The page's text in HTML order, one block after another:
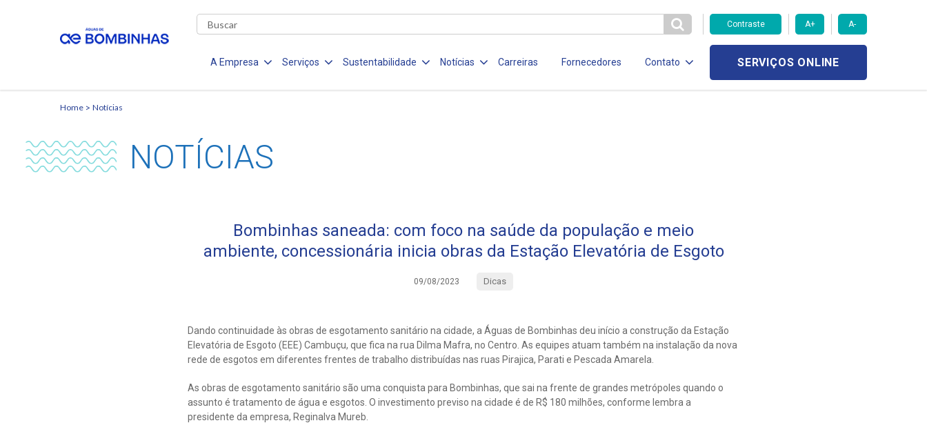
Contraste A+ A-
A Empresa Serviços Sustentabilidade Notícias Carreiras Fornecedores Contato SERVIÇOS ONLINE
Home Notícias
NOTÍCIAS
Bombinhas saneada: com foco na saúde da população e meio
ambiente, concessionária inicia obras da Estação Elevatória de Esgoto
09/08/2023 Dicas
Dando continuidade às obras de esgotamento sanitário na cidade, a Águas de Bombinhas deu início a construção da Estação
Elevatória de Esgoto (EEE) Cambuçu, que fica na rua Dilma Mafra, no Centro. As equipes atuam também na instalação da nova
rede de esgotos em diferentes frentes de trabalho distribuídas nas ruas Pirajica, Parati e Pescada Amarela.
As obras de esgotamento sanitário são uma conquista para Bombinhas, que sai na frente de grandes metrópoles quando o
assunto é tratamento de água e esgotos. O investimento previso na cidade é de R$ 180 milhões, conforme lembra a
presidente da empresa, Reginalva Mureb.